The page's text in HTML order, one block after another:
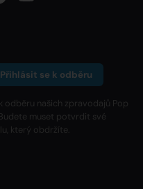
Přihlásit se k odběru
odběru našich zpravodajů Pop
muset potvrdit své
který obdržíte.